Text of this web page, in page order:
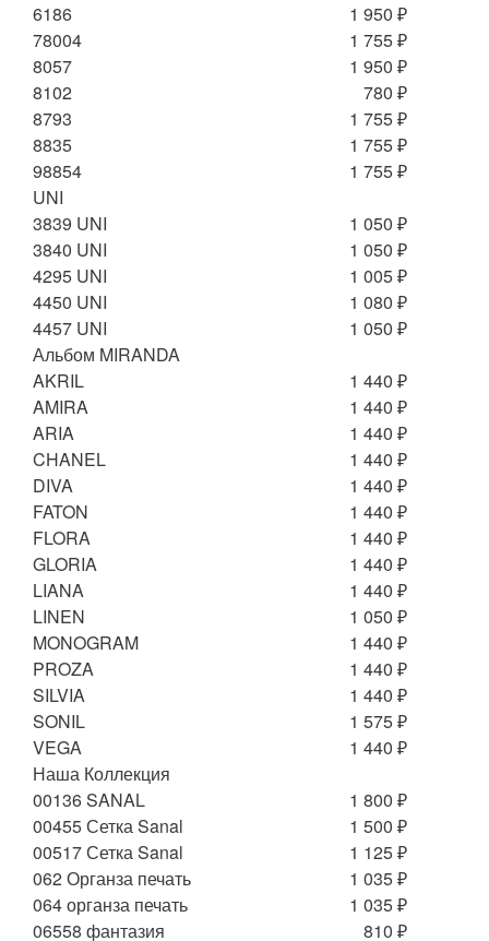
6186
1 950 ₽
78004
1 755 ₽
8057
1 950 ₽
8102
780 ₽
8793
1 755 ₽
8835
1 755 ₽
98854
1 755 ₽
UNI
3839 UNI
1 050 ₽
3840 UNI
1 050 ₽
4295 UNI
1 005 ₽
4450 UNI
1 080 ₽
4457 UNI
1 050 ₽
Альбом MIRANDA
AKRIL
1 440 ₽
AMIRA
1 440 ₽
ARIA
1 440 ₽
CHANEL
1 440 ₽
DIVA
1 440 ₽
FATON
1 440 ₽
FLORA
1 440 ₽
GLORIA
1 440 ₽
LIANA
1 440 ₽
LINEN
1 050 ₽
MONOGRAM
1 440 ₽
PROZA
1 440 ₽
SILVIA
1 440 ₽
SONIL
1 575 ₽
VEGA
1 440 ₽
Наша Коллекция
00136 SANAL
1 800 ₽
00455 Сетка Sanal
1 500 ₽
00517 Сетка Sanal
1 125 ₽
062 Органза печать
1 035 ₽
064 органза печать
1 035 ₽
06558 фантазия
810 ₽